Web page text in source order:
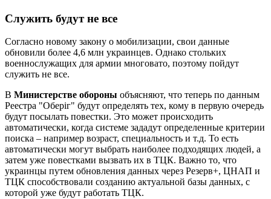
Служить будут не все
Согласно новому закону о мобилизации, свои данные
обновили более 4,6 млн украинцев. Однако стольких
военнослужащих для армии многовато, поэтому пойдут
служить не все.
В Министерстве обороны объясняют, что теперь по данным
Реестра "Оберіг" будут определять тех, кому в первую очередь
будут посылать повестки. Это может происходить
автоматически, когда системе зададут определенные критерии
поиска – например возраст, специальность и т.д. То есть
автоматически могут выбрать наиболее подходящих людей, а
затем уже повестками вызвать их в ТЦК. Важно то, что
украинцы путем обновления данных через Резерв+, ЦНАП и
ТЦК способствовали созданию актуальной базы данных, с
которой уже будут работать ТЦК.